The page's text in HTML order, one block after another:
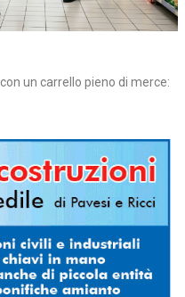
un carrello pieno di merce: